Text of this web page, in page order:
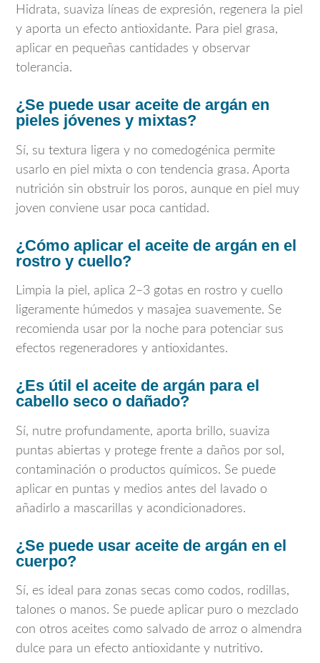
Hidrata, suaviza líneas de expresión, regenera la piel
y aporta un efecto antioxidante. Para piel grasa,
aplicar en pequeñas cantidades y observar
tolerancia.
¿Se puede usar aceite de argán en
pieles jóvenes y mixtas?
Sí, su textura ligera y no comedogénica permite
usarlo en piel mixta o con tendencia grasa. Aporta
nutrición sin obstruir los poros, aunque en piel muy
joven conviene usar poca cantidad.
¿Cómo aplicar el aceite de argán en el
rostro y cuello?
Limpia la piel, aplica 2–3 gotas en rostro y cuello
ligeramente húmedos y masajea suavemente. Se
recomienda usar por la noche para potenciar sus
efectos regeneradores y antioxidantes.
¿Es útil el aceite de argán para el
cabello seco o dañado?
Sí, nutre profundamente, aporta brillo, suaviza
puntas abiertas y protege frente a daños por sol,
contaminación o productos químicos. Se puede
aplicar en puntas y medios antes del lavado o
añadirlo a mascarillas y acondicionadores.
¿Se puede usar aceite de argán en el
cuerpo?
Sí, es ideal para zonas secas como codos, rodillas,
talones o manos. Se puede aplicar puro o mezclado
con otros aceites como salvado de arroz o almendra
dulce para un efecto antioxidante y nutritivo.